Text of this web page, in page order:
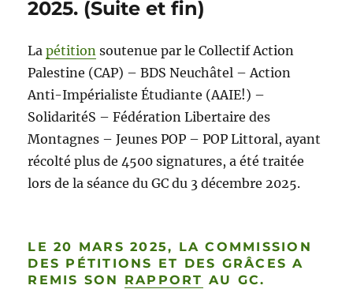
2025. (Suite et fin)
Lapétition soutenue par le Collectif Action
Palestine (CAP) – BDS Neuchâtel – Action
Anti-Impérialiste Étudiante (AAIE!) –
SolidaritéS – Fédération Libertaire des
Montagnes – Jeunes POP – POP Littoral, ayant
récolté plus de 4500 signatures, a été traitée
lors de la séance du GC du 3 décembre 2025.
LE 20 MARS 2025, LA COMMISSION
DES PÉTITIONS ET DES GRÂCES A
REMIS SON RAPPORT AU GC.